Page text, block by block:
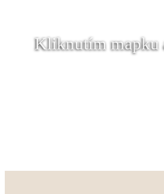
Kliknutím mapku